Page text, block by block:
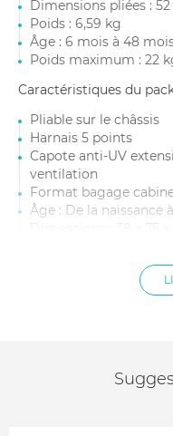
Dimensions pliées : 52
Poids : 6,59 kg
Âge : 6 mois à 48
Poids maximum : 22
Caractéristiques du
Pliable sur le châssis
Harnais 5 points
Capote anti-UV
ventilation
Format bagage
Âge : De la naissance